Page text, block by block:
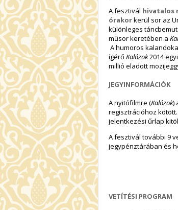
A fesztivál hivatalos
órakorkerül sor az
különleges
műsor keretében a
A humoros
ígérő Kalózok2014
millió eladott
JEGYINFORMÁCIÓK
A nyitófilmre (Kalózok)
regisztrációhoz
jelentkezési űrlap
A fesztivál további 9
jegypénztárában és
VETÍTÉSI PROGRAM